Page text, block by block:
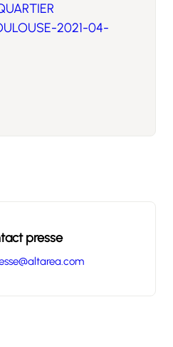
2021-04-
presse